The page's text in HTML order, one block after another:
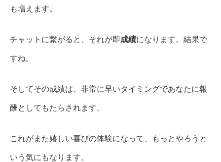
も増えます。
チャットに繋がると、それが即成績になります。結果で
すね。
そしてその成績は、非常に早いタイミングであなたに報
酬としてもたらされます。
これがまた嬉しい喜びの体験になって、もっとやろうと
いう気にもなります。